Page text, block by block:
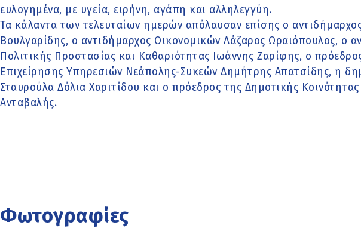
ευλογημένα, με υγεία, ειρήνη, αγάπη και αλληλεγγύη.
Τα κάλαντα των τελευταίων ημερών απόλαυσαν επίσης ο
Βουλγαρίδης, ο αντιδήμαρχος Οικονομικών Λάζαρος Ωραιόπουλος, ο
Πολιτικής Προστασίας και Καθαριότητας Ιωάννης Ζαρίφης, ο
Επιχείρησης Υπηρεσιών Νεάπολης-Συκεών Δημήτρης Απατσίδης, η
Σταυρούλα Δόλια Χαριτίδου και ο πρόεδρος της Δημοτικής
Ανταβαλής.
Φωτογραφίες